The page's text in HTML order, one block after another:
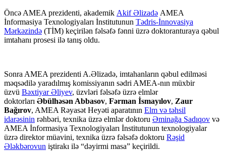
Öncə AMEA prezidenti, akademik Akif Əlizadə AMEA
İnformasiya Texnologiyaları İnstitutunun Tədris-İnnovasiya
Mərkəzində (TİM) keçirilən fəlsəfə fənni üzrə doktoranturaya qəbul
imtahanı prosesi ilə tanış oldu.
Sonra AMEA prezidenti A.Əlizadə, imtahanların qəbul edilməsi
məqsədilə yaradılmış komissiyanın sədri AMEA-nın müxbir
üzvü Bəxtiyar Əliyev, üzvləri fəlsəfə üzrə elmlər
doktorları Əbülhəsən Abbasov, Fərman İsmayılov, Zaur
Bağırov, AMEA Rəyasət Heyəti aparatının Elm və təhsil
idarəsinin rəhbəri, texnika üzrə elmlər doktoru Əminağa Sadıqov və
AMEA İnformasiya Texnologiyaları İnstitutunun texnologiyalar
üzrə direktor müavini, texnika üzrə fəlsəfə doktoru Rəşid
Ələkbərovun iştirakı ilə “dəyirmi masa” keçirildi.